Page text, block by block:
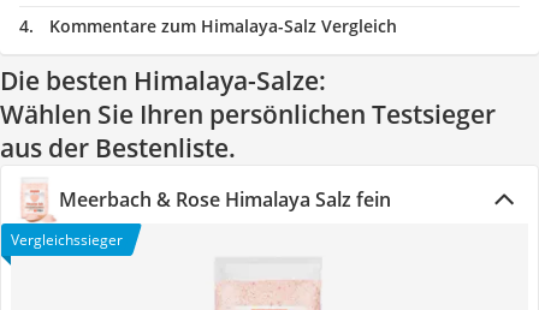
Kommentare zum Himalaya-Salz Vergleich
Die besten Himalaya-Salze:
Wählen Sie Ihren persönlichen Testsieger
aus der Bestenliste.
Meerbach & Rose Himalaya Salz fein
Vergleichssieger